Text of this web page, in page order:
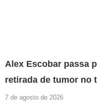
Alex Escobar passa
retirada de tumor no
7 de agosto de 2026